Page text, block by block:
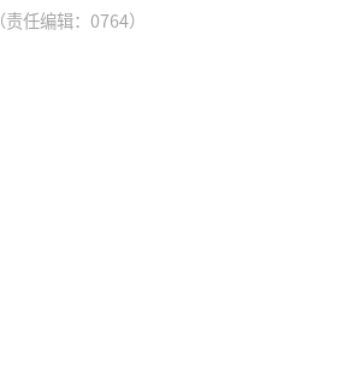
（责任编辑：0764）